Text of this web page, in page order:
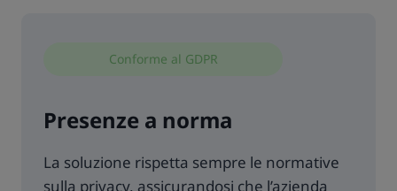
Conforme al GDPR
Presenze a norma
La soluzione rispetta sempre le normative
sulla privacy, assicurandosi che l’azienda